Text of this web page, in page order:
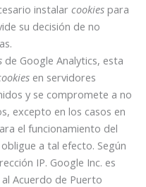
instalar cookiespara
su decisión de no
de Google Analytics, esta
en servidores
y se compromete a no
excepto en los casos en
el funcionamiento del
a tal efecto. Según
IP. Google Inc. es
Acuerdo de Puerto